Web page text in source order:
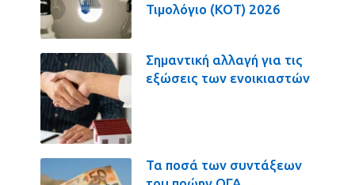
Τιμολόγιο (ΚΟΤ) 2026
Σημαντική αλλαγή για τις
εξώσεις των ενοικιαστών
Τα ποσά των συντάξεων